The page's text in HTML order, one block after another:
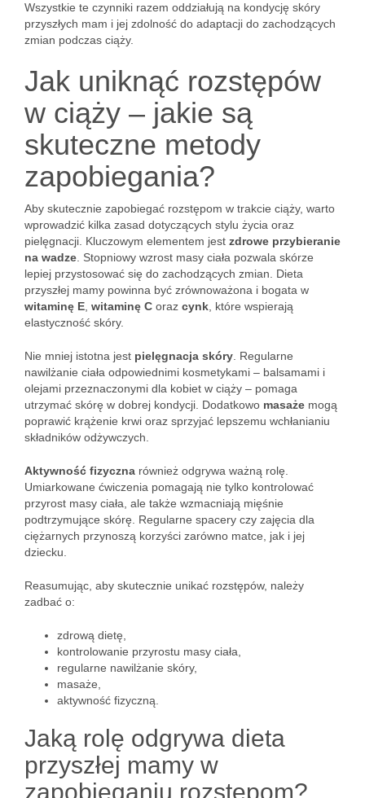
Wszystkie te czynniki razem oddziałują na kondycję skóry
przyszłych mam i jej zdolność do adaptacji do zachodzących
zmian podczas ciąży.
Jak uniknąć rozstępów
w ciąży – jakie są
skuteczne metody
zapobiegania?
Aby skutecznie zapobiegać rozstępom w trakcie ciąży, warto
wprowadzić kilka zasad dotyczących stylu życia oraz
pielęgnacji. Kluczowym elementem jest zdrowe przybieranie
na wadze . Stopniowy wzrost masy ciała pozwala skórze
lepiej przystosować się do zachodzących zmian. Dieta
przyszłej mamy powinna być zrównoważona i bogata w
witaminę E witaminę C oraz cynk , które wspierają
elastyczność skóry.
Nie mniej istotna jest pielęgnacja skóry . Regularne
nawilżanie ciała odpowiednimi kosmetykami – balsamami i
olejami przeznaczonymi dla kobiet w ciąży – pomaga
utrzymać skórę w dobrej kondycji. Dodatkowo masaże mogą
poprawić krążenie krwi oraz sprzyjać lepszemu wchłanianiu
składników odżywczych.
Aktywność fizyczna również odgrywa ważną rolę.
Umiarkowane ćwiczenia pomagają nie tylko kontrolować
przyrost masy ciała, ale także wzmacniają mięśnie
podtrzymujące skórę. Regularne spacery czy zajęcia dla
ciężarnych przynoszą korzyści zarówno matce, jak i jej
dziecku.
Reasumując, aby skutecznie unikać rozstępów, należy
zadbać o:
zdrową dietę,
kontrolowanie przyrostu masy ciała,
regularne nawilżanie skóry,
masaże,
aktywność fizyczną.
Jaką rolę odgrywa dieta
przyszłej mamy w
zapobieganiu rozstępom?